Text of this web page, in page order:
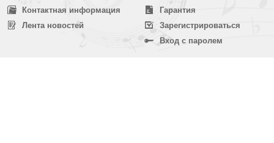
Контактная информация
Лента новостей
Гарантия
Зарегистрироваться
Вход с паролем